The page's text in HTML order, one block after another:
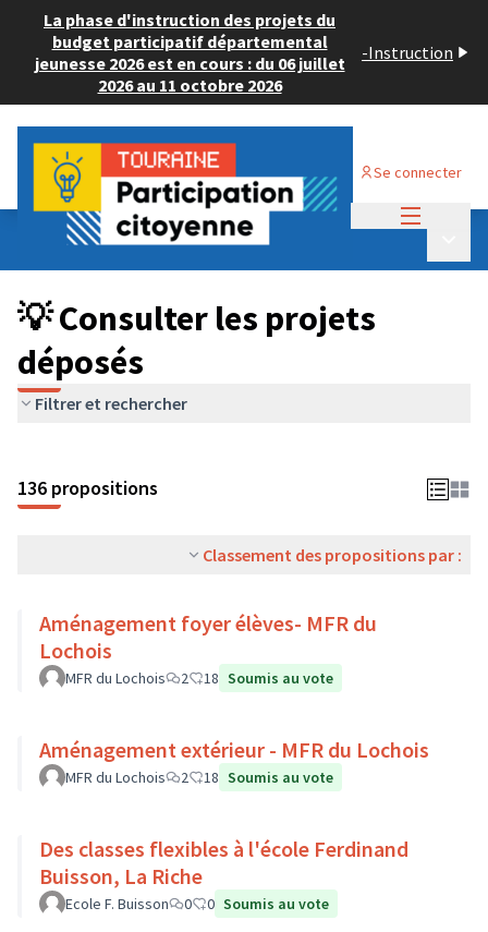
La phase d'instruction des projets du
budget participatif départemental
jeunesse 2026 est en cours : du 06 juillet
2026 au 11 octobre 2026
-Instruction
Se connecter
Budget Participatif JEUNESSE 2024
💡 Consulter les projets déposés
💡 Consulter les projets
déposés
Filtrer et rechercher
136 propositions
Classement des propositions par :
Aménagement foyer élèves- MFR du
Lochois
MFR du Lochois 2 18 Soumis au vote
Aménagement extérieur - MFR du Lochois
MFR du Lochois 2 18 Soumis au vote
Des classes flexibles à l'école Ferdinand
Buisson, La Riche
Ecole F. Buisson 0 0 Soumis au vote